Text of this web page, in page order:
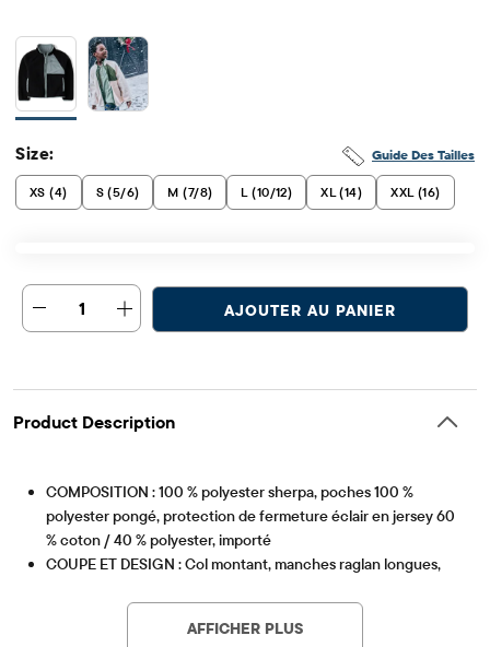
Guide Des Tailles
Size:
XS (4) S (5/6) M (7/8) L (10/12) XL (14) XXL (16)
1 AJOUTER AU PANIER
Product Description
COMPOSITION : 100 % polyester sherpa, poches 100 %
polyester pongé, protection de fermeture éclair en jersey 60
% coton / 40 % polyester, importé
COUPE ET DESIGN : Col montant, manches raglan longues,
CARACTÉRISTIQUES : Fermeture éclair sur le devant, poche
poitrine zippée avec empiècements contrastés imperméables
AFFICHER PLUS